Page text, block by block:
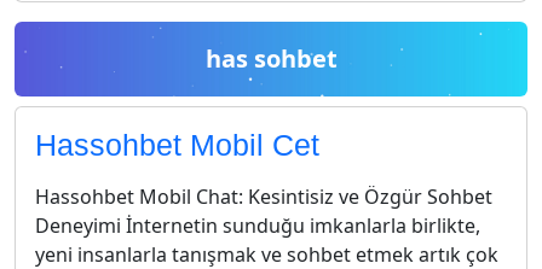
has sohbet
Hassohbet Mobil Cet
Hassohbet Mobil Chat: Kesintisiz ve Özgür Sohbet
Deneyimi İnternetin sunduğu imkanlarla birlikte,
yeni insanlarla tanışmak ve sohbet etmek artık çok